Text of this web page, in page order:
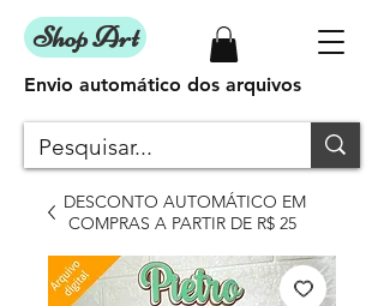
Shop Art
DESCONTO AUTOMÁTICO EM
COMPRAS A PARTIR DE R$ 25
Envio automático dos arquivos